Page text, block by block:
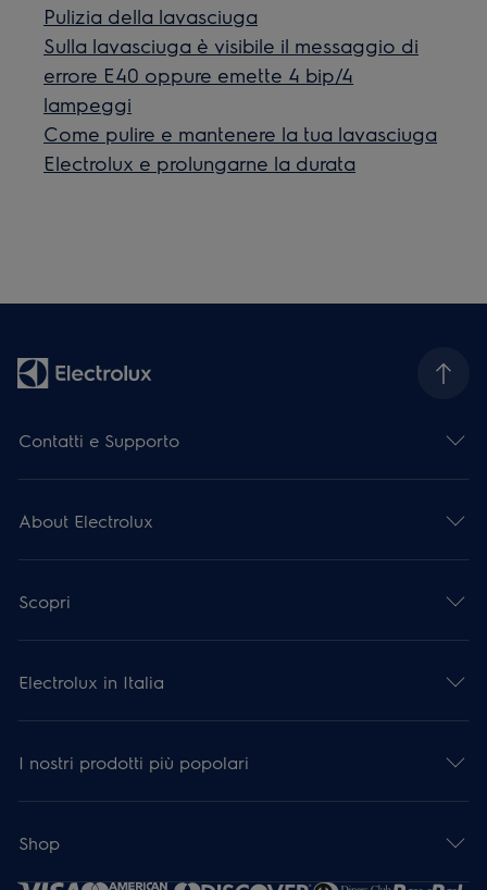
Pulizia della lavasciuga
Sulla lavasciuga è visibile il messaggio di
errore E40 oppure emette 4 bip/4
lampeggi
Come pulire e mantenere la tua lavasciuga
Electrolux e prolungarne la durata
Contatti e Supporto
About Electrolux
Scopri
Electrolux in Italia
I nostri prodotti più popolari
Shop